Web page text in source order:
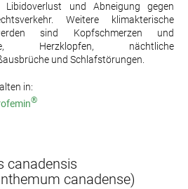
Libidoverlust und Abneigung gegen
Weitere klimakterische
sind Kopfschmerzen und
Herzklopfen, nächtliche
und Schlafstörungen.
in:
®
canadensis
canadense)